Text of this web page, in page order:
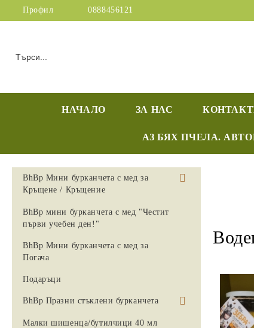
Профил 0888456121
НАЧАЛО ЗА НАС
АЗ БЯХ ПЧЕЛА.
BhBp Мини бурканчета с мед за
Кръщене / Кръщение
Георги
BhBp мини бурканчета с мед "Честит
първи учебен ден!"
BhBp Мини бурканчета с мед за
Погача
Подаръци
BhBp Празни стъклени бурканчета
ПРАЗНИ СТЪКЛЕНИ
Малки шишенца/бутилчици 40 мл